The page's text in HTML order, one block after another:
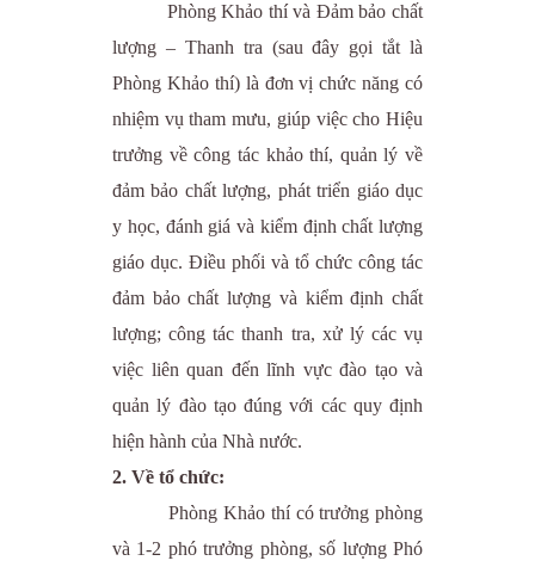
Phòng Khảo thí và Đảm bảo chất
lượng – Thanh tra (sau đây gọi tắt là
Phòng Khảo thí) là đơn vị chức năng có
nhiệm vụ tham mưu, giúp việc cho Hiệu
trưởng về công tác khảo thí, quản lý về
đảm bảo chất lượng, phát triển giáo dục
y học, đánh giá và kiểm định chất lượng
giáo dục. Điều phối và tổ chức công tác
đảm bảo chất lượng và kiểm định chất
lượng; công tác thanh tra, xử lý các vụ
việc liên quan đến lĩnh vực đào tạo và
quản lý đào tạo đúng với các quy định
hiện hành của Nhà nước.
2. Về tổ chức:
Phòng Khảo thí có trưởng phòng
và 1-2 phó trưởng phòng, số lượng Phó